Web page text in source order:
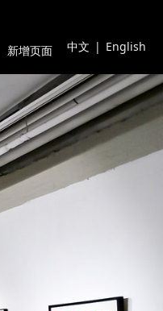
中文 | English
新增页面